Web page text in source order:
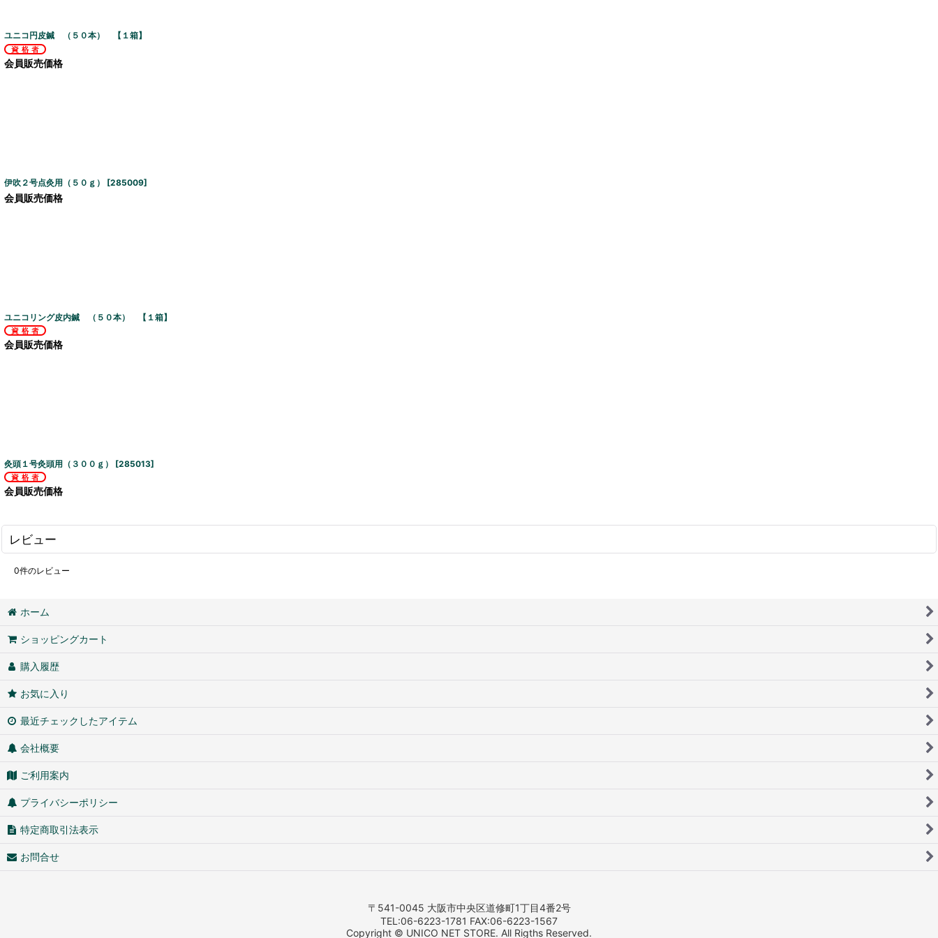
ユニコ円皮鍼 （５０本） 【１箱】
会員販売価格
伊吹２号点灸用（５０ｇ） [285009]
会員販売価格
ユニコリング皮内鍼 （５０本） 【１箱】
会員販売価格
灸頭１号灸頭用（３００ｇ） [285013]
会員販売価格
レビュー
0件のレビュー
ホーム
ショッピングカート
購入履歴
お気に入り
最近チェックしたアイテム
会社概要
ご利用案内
プライバシーポリシー
特定商取引法表示
お問合せ
〒541-0045 大阪市中央区道修町1丁目4番2号
TEL:06-6223-1781 FAX:06-6223-1567
Copyright © UNICO NET STORE. All Rigths Reserved.